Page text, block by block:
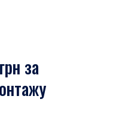
за